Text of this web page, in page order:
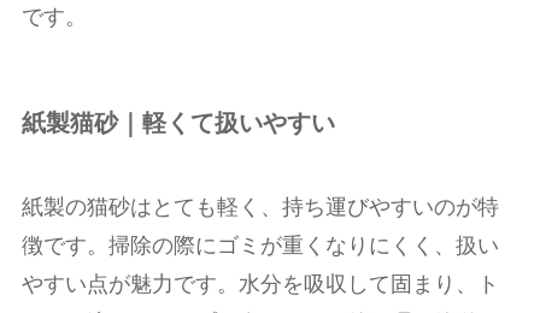
です。
紙製猫砂｜軽くて扱いやすい
紙製の猫砂はとても軽く、持ち運びやすいのが特
徴です。掃除の際にゴミが重くなりにくく、扱い
やすい点が魅力です。水分を吸収して固まり、ト